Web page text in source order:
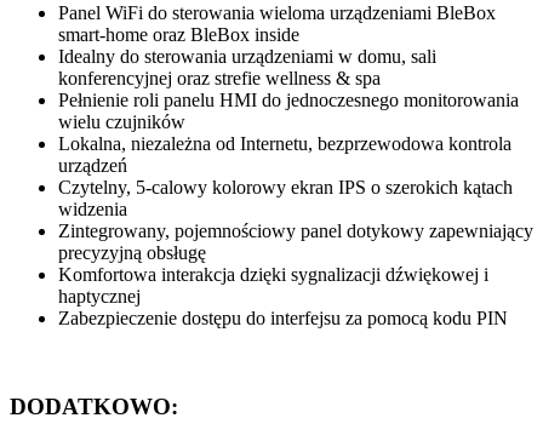
Panel WiFi do sterowania wieloma urządzeniami BleBox
smart-home oraz BleBox inside
Idealny do sterowania urządzeniami w domu, sali
konferencyjnej oraz strefie wellness & spa
Pełnienie roli panelu HMI do jednoczesnego monitorowania
wielu czujników
Lokalna, niezależna od Internetu, bezprzewodowa kontrola
urządzeń
Czytelny, 5-calowy kolorowy ekran IPS o szerokich kątach
widzenia
Zintegrowany, pojemnościowy panel dotykowy zapewniający
precyzyjną obsługę
Komfortowa interakcja dzięki sygnalizacji dźwiękowej i
haptycznej
Zabezpieczenie dostępu do interfejsu za pomocą kodu PIN
DODATKOWO: